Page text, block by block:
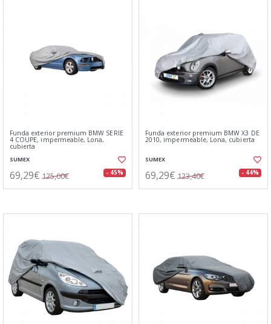
Funda exterior premium BMW SERIE
4 COUPE, impermeable, Lona,
cubierta
SUMEX
69,29€ 125,00€ - 45%
Funda exterior premium BMW X3 DE
2010, impermeable, Lona, cubierta
SUMEX
69,29€ 123,40€ - 44%